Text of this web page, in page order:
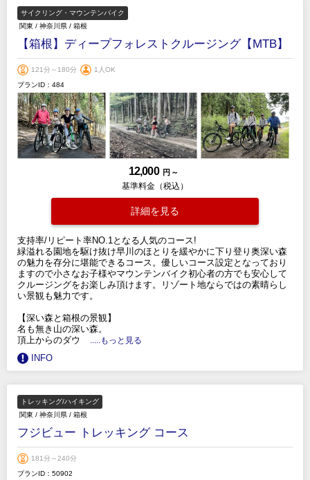
サイクリング・マウンテンバイク
関東 / 神奈川県 / 箱根
【箱根】ディープフォレストクルージング【MTB】
121分～180分
1人OK
プランID：484
12,000 円 ～
基準料金（税込）
詳細を見る
支持率/リピート率NO.1となる人気のコース!
緑溢れる園地を駆け抜け早川のほとりを緩やかに下り登り奥深い森
の魅力を存分に堪能できるコース。優しいコース設定となっており
ますので小さなお子様やマウンテンバイク初心者の方でも安心して
クルージングをお楽しみ頂けます。リゾート地ならではの素晴らし
い景観も魅力です。
【深い森と箱根の景観】
名も無き山の深い森。
頂上からのダウ
.....もっと見る
INFO
トレッキング/ハイキング
関東 / 神奈川県 / 箱根
フジビュー トレッキング コース
181分～240分
プランID：50902